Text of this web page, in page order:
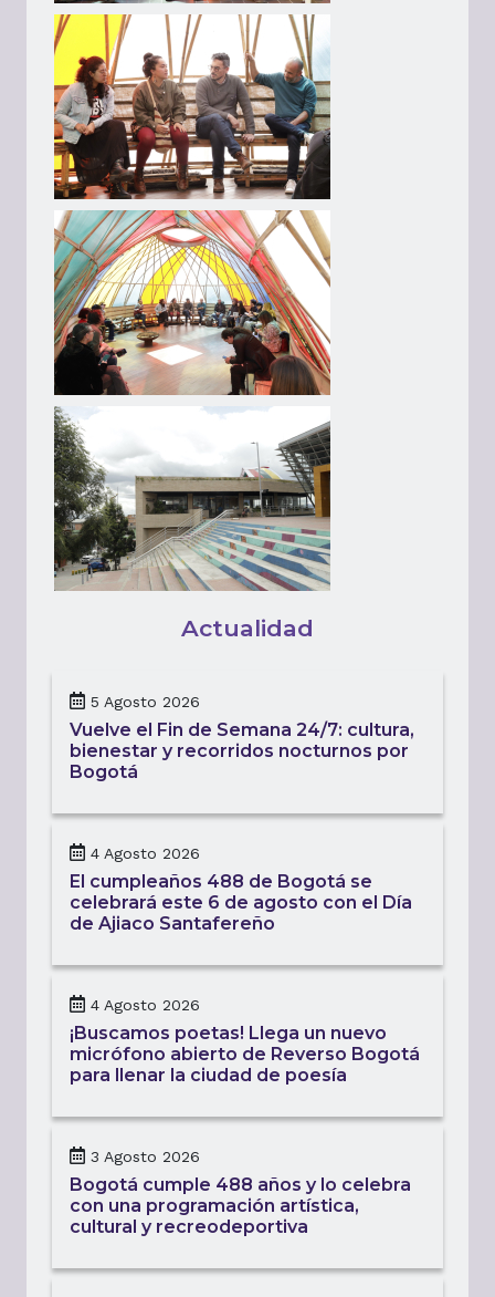
Actualidad
5 Agosto 2026
Vuelve el Fin de Semana 24/7: cultura,
bienestar y recorridos nocturnos por
Bogotá
4 Agosto 2026
El cumpleaños 488 de Bogotá se
celebrará este 6 de agosto con el Día
de Ajiaco Santafereño
4 Agosto 2026
¡Buscamos poetas! Llega un nuevo
micrófono abierto de Reverso Bogotá
para llenar la ciudad de poesía
3 Agosto 2026
Bogotá cumple 488 años y lo celebra
con una programación artística,
cultural y recreodeportiva